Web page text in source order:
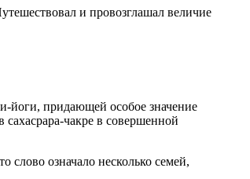
и провозглашал величие
йоги, придающей особое значение
чакре в совершенной
означало несколько семей,